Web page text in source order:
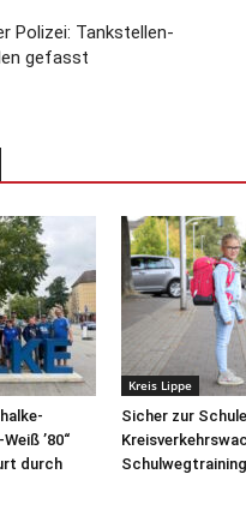
Polizei: Tankstellen-
gefasst
’80“
durch
Kreis Lippe
Sicher zur